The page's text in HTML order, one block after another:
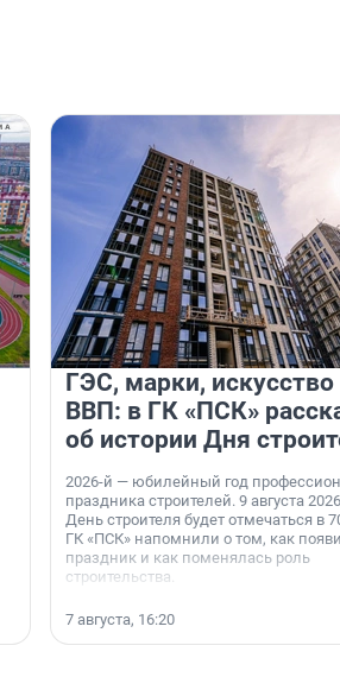
ГЭС, марки, искусство
ВВП: в ГК «ПСК»
об истории Дня
2026-й — юбилейный год
праздника строителей. 9 августа
День строителя будет отмечаться в
ГК «ПСК» напомнили о том, как
праздник и как поменялась роль
строительства.
7 августа, 16:20